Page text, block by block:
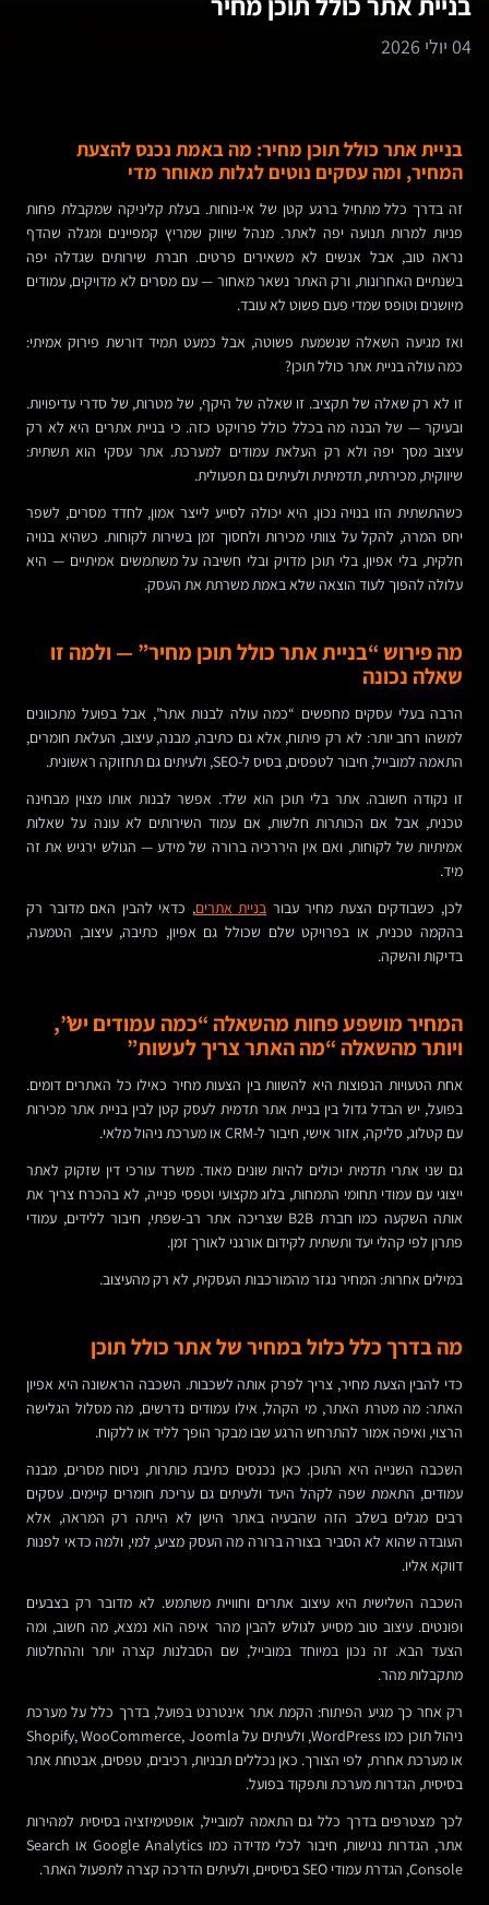
04 יולי 2026
בניית אתר כולל תוכן מחיר: מה באמת נכנס להצעת
המחיר, ומה עסקים נוטים לגלות מאוחר מדי
זה בדרך כלל מתחיל ברגע קטן של אי-נוחות. בעלת קליניקה שמקבלת פחות
פניות למרות תנועה יפה לאתר. מנהל שיווק שמריץ קמפיינים ומגלה שהדף
נראה טוב, אבל אנשים לא משאירים פרטים. חברת שירותים שגדלה יפה
בשנתיים האחרונות, ורק האתר נשאר מאחור — עם מסרים לא מדויקים, עמודים
מיושנים וטופס שמדי פעם פשוט לא עובד.
ואז מגיעה השאלה שנשמעת פשוטה, אבל כמעט תמיד דורשת פירוק אמיתי:
כמה עולה בניית אתר כולל תוכן?
זו לא רק שאלה של תקציב. זו שאלה של היקף, של מטרות, של סדרי עדיפויות.
ובעיקר — של הבנה מה בכלל כולל פרויקט כזה. כי בניית אתרים היא לא רק
עיצוב מסך יפה ולא רק העלאת עמודים למערכת. אתר עסקי הוא תשתית:
שיווקית, מכירתית, תדמיתית ולעיתים גם תפעולית.
כשהתשתית הזו בנויה נכון, היא יכולה לסייע לייצר אמון, לחדד מסרים, לשפר
יחס המרה, להקל על צוותי מכירות ולחסוך זמן בשירות לקוחות. כשהיא בנויה
חלקית, בלי אפיון, בלי תוכן מדויק ובלי חשיבה על משתמשים אמיתיים — היא
עלולה להפוך לעוד הוצאה שלא באמת משרתת את העסק.
מה פירוש “בניית אתר כולל תוכן מחיר” — ולמה זו
שאלה נכונה
הרבה בעלי עסקים מחפשים “כמה עולה לבנות אתר”, אבל בפועל מתכוונים
למשהו רחב יותר: לא רק פיתוח, אלא גם כתיבה, מבנה, עיצוב, העלאת חומרים,
התאמה למובייל, חיבור לטפסים, בסיס ל-SEO, ולעיתים גם תחזוקה ראשונית.
זו נקודה חשובה. אתר בלי תוכן הוא שלד. אפשר לבנות אותו מצוין מבחינה
טכנית, אבל אם הכותרות חלשות, אם עמוד השירותים לא עונה על שאלות
אמיתיות של לקוחות, ואם אין היררכיה ברורה של מידע — הגולש ירגיש את זה
מיד.
לכן, כשבודקים הצעת מחיר עבור בניית אתרים, כדאי להבין האם מדובר רק
בהקמה טכנית, או בפרויקט שלם שכולל גם אפיון, כתיבה, עיצוב, הטמעה,
בדיקות והשקה.
המחיר מושפע פחות מהשאלה “כמה עמודים יש”,
ויותר מהשאלה “מה האתר צריך לעשות”
אחת הטעויות הנפוצות היא להשוות בין הצעות מחיר כאילו כל האתרים דומים.
בפועל, יש הבדל גדול בין בניית אתר תדמית לעסק קטן לבין בניית אתר מכירות
עם קטלוג, סליקה, אזור אישי, חיבור ל-CRM או מערכת ניהול מלאי.
גם שני אתרי תדמית יכולים להיות שונים מאוד. משרד עורכי דין שזקוק לאתר
ייצוגי עם עמודי תחומי התמחות, בלוג מקצועי וטפסי פנייה, לא בהכרח צריך את
אותה השקעה כמו חברת B2B שצריכה אתר רב-שפתי, חיבור ללידים, עמודי
פתרון לפי קהלי יעד ותשתית לקידום אורגני לאורך זמן.
במילים אחרות: המחיר נגזר מהמורכבות העסקית, לא רק מהעיצוב.
מה בדרך כלל כלול במחיר של אתר כולל תוכן
כדי להבין הצעת מחיר, צריך לפרק אותה לשכבות. השכבה הראשונה היא אפיון
האתר: מה מטרת האתר, מי הקהל, אילו עמודים נדרשים, מה מסלול הגלישה
הרצוי, ואיפה אמור להתרחש הרגע שבו מבקר הופך לליד או ללקוח.
השכבה השנייה היא התוכן. כאן נכנסים כתיבת כותרות, ניסוח מסרים, מבנה
עמודים, התאמת שפה לקהל היעד ולעיתים גם עריכת חומרים קיימים. עסקים
רבים מגלים בשלב הזה שהבעיה באתר הישן לא הייתה רק המראה, אלא
העובדה שהוא לא הסביר בצורה ברורה מה העסק מציע, למי, ולמה כדאי לפנות
דווקא אליו.
השכבה השלישית היא עיצוב אתרים וחוויית משתמש. לא מדובר רק בצבעים
ופונטים. עיצוב טוב מסייע לגולש להבין מהר איפה הוא נמצא, מה חשוב, ומה
הצעד הבא. זה נכון במיוחד במובייל, שם הסבלנות קצרה יותר וההחלטות
מתקבלות מהר.
רק אחר כך מגיע הפיתוח: הקמת אתר אינטרנט בפועל, בדרך כלל על מערכת
ניהול תוכן כמו WordPress, ולעיתים על Shopify, WooCommerce, Joomla
או מערכת אחרת, לפי הצורך. כאן נכללים תבניות, רכיבים, טפסים, אבטחת אתר
בסיסית, הגדרות מערכת ותפקוד בפועל.
לכך מצטרפים בדרך כלל גם התאמה למובייל, אופטימיזציה בסיסית למהירות
אתר, הגדרות נגישות, חיבור לכלי מדידה כמו Google Analytics או Search
Console, הגדרת עמודי SEO בסיסיים, ולעיתים הדרכה קצרה לתפעול האתר.